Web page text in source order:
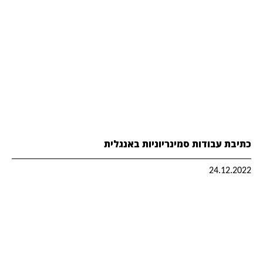
כתיבת עבודות סמינריוניות באנגלית
24.12.2022